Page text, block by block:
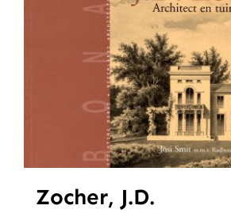
Zocher, J.D.